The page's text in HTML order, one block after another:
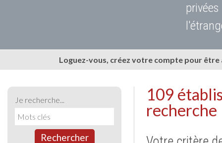
Loguez-vous, créez votre compte pour
Je recherche...
Rechercher
109
recherche